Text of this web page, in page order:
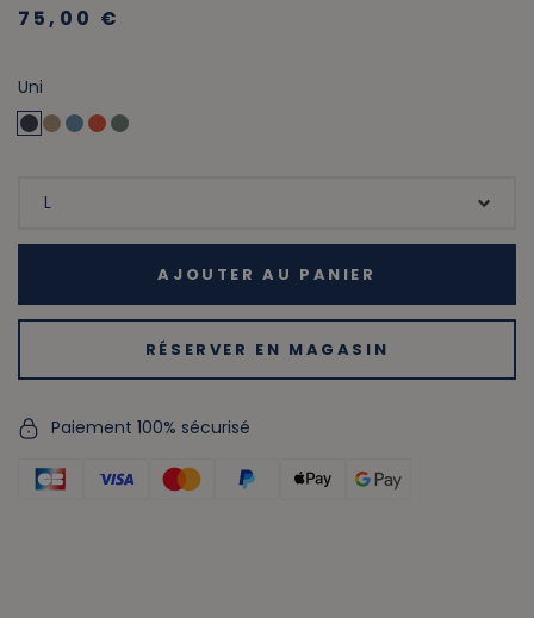
75,00 €
Uni
AJOUTER AU PANIER
RÉSERVER EN MAGASIN
Paiement 100% sécurisé